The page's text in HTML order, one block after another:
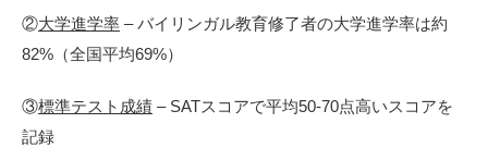
②大学進学率 – バイリンガル教育修了者の大学進学率は約
82%（全国平均69%）
③標準テスト成績 – SATスコアで平均50-70点高いスコアを
記録